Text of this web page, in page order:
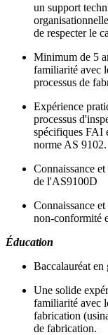
un support
de respecter le
Minimum de 5
familiarité avec
processus de
Expérience
processus
spécifiques FAI
norme AS 9102.
Connaissance
de l'AS9100D
Connaissance
non-conformité
Éducation
Baccalauréat en
Une solide
familiarité avec
fabrication
de fabrication.